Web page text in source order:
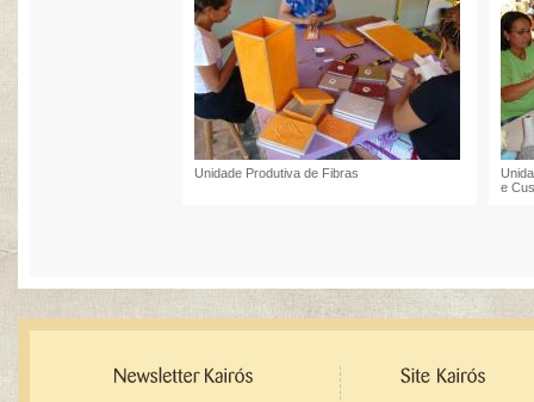
Unidade Produtiva de Fibras
e